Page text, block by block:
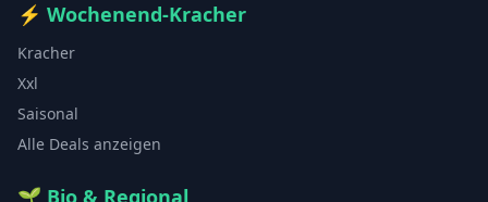
⚡ Wochenend-Kracher
Kracher
Xxl
Saisonal
Alle Deals anzeigen